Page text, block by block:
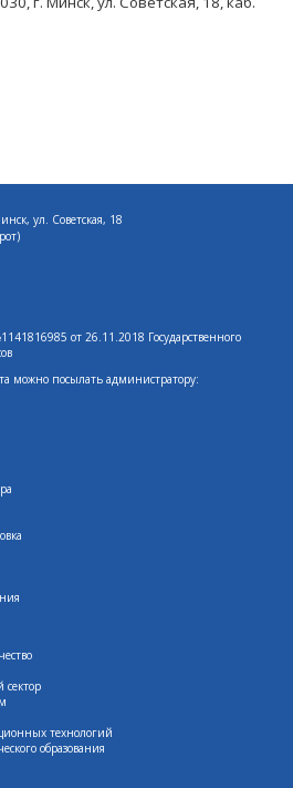
ул. Советская, 18
от 26.11.2018 Государственного
можно посылать администратору:
сектор
технологий
образования